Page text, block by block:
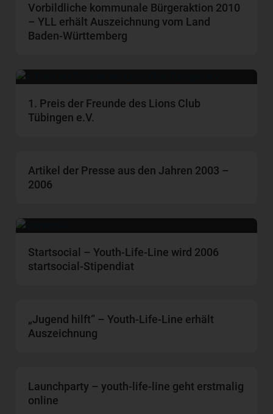
Vorbildliche kommunale Bürgeraktion 2010
– YLL erhält Auszeichnung vom Land
Baden-Württemberg
1. Preis der Freunde des Lions Club
Tübingen e.V.
Artikel der Presse aus den Jahren 2003 –
2006
Startsocial – Youth-Life-Line wird 2006
startsocial-Stipendiat
„Jugend hilft“ – Youth-Life-Line erhält
Auszeichnung
Launchparty – youth-life-line geht erstmalig
online